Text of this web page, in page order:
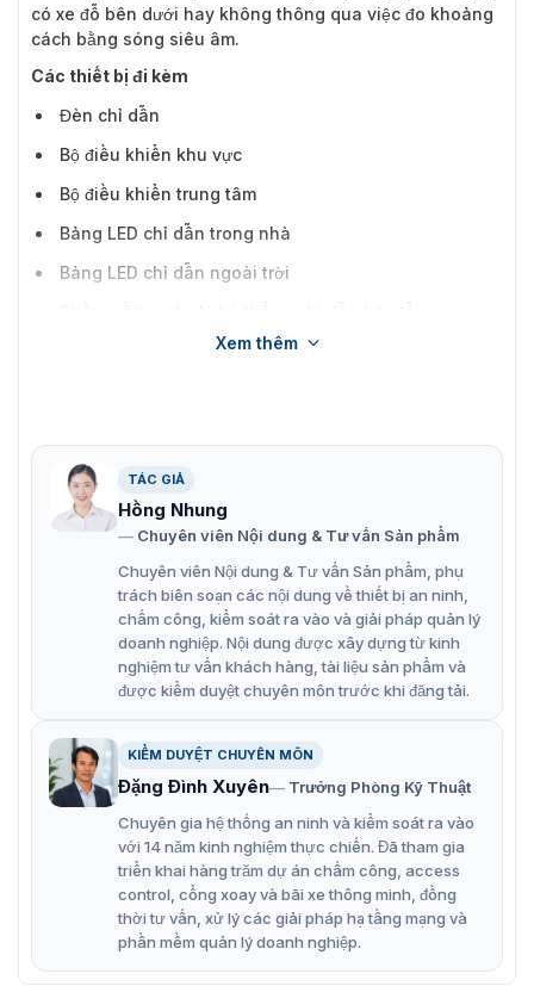
có xe đỗ bên dưới hay không thông qua việc đo khoảng
cách bằng sóng siêu âm.
Các thiết bị đi kèm
Đèn chỉ dẫn
Bộ điều khiển khu vực
Bộ điều khiển trung tâm
Bảng LED chỉ dẫn trong nhà
Bảng LED chỉ dẫn ngoài trời
Vật tư phụ (dây cáp, dây tín hiệu, dây nguồn,…)
Xem thêm
TÁC GIẢ
Hồng Nhung
Chuyên viên Nội dung & Tư vấn Sản phẩm
Chuyên viên Nội dung & Tư vấn Sản phẩm, phụ
trách biên soạn các nội dung về thiết bị an ninh,
chấm công, kiểm soát ra vào và giải pháp quản lý
doanh nghiệp. Nội dung được xây dựng từ kinh
nghiệm tư vấn khách hàng, tài liệu sản phẩm và
được kiểm duyệt chuyên môn trước khi đăng tải.
KIỂM DUYỆT CHUYÊN MÔN
Đặng Đình Xuyên
Trưởng Phòng Kỹ Thuật
Chuyên gia hệ thống an ninh và kiểm soát ra vào
với 14 năm kinh nghiệm thực chiến. Đã tham gia
triển khai hàng trăm dự án chấm công, access
control, cổng xoay và bãi xe thông minh, đồng
thời tư vấn, xử lý các giải pháp hạ tầng mạng và
phần mềm quản lý doanh nghiệp.